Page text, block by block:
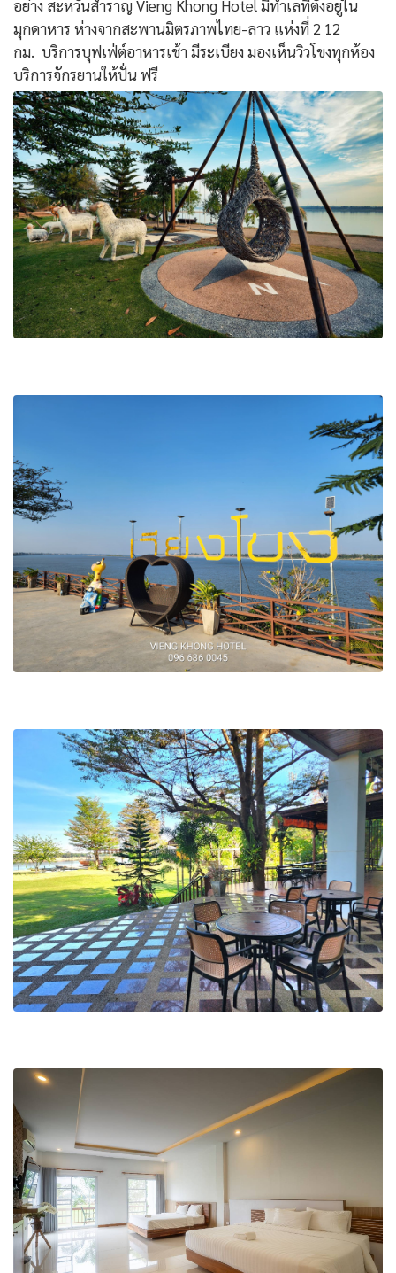
อย่าง สะหวันสำราญ Vieng Khong Hotel มีทำเลที่ตั้งอยู่ใน
มุกดาหาร ห่างจากสะพานมิตรภาพไทย-ลาว แห่งที่ 2 12
กม. บริการบุฟเฟ่ต์อาหารเช้า มีระเบียง มองเห็นวิวโขงทุกห้อง
บริการจักรยานให้ปั่น ฟรี